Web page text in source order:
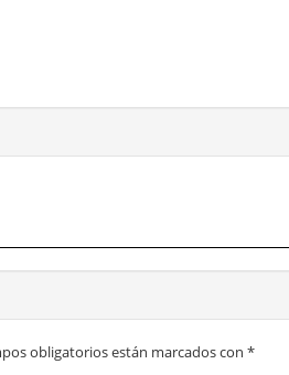
obligatorios están marcados con *